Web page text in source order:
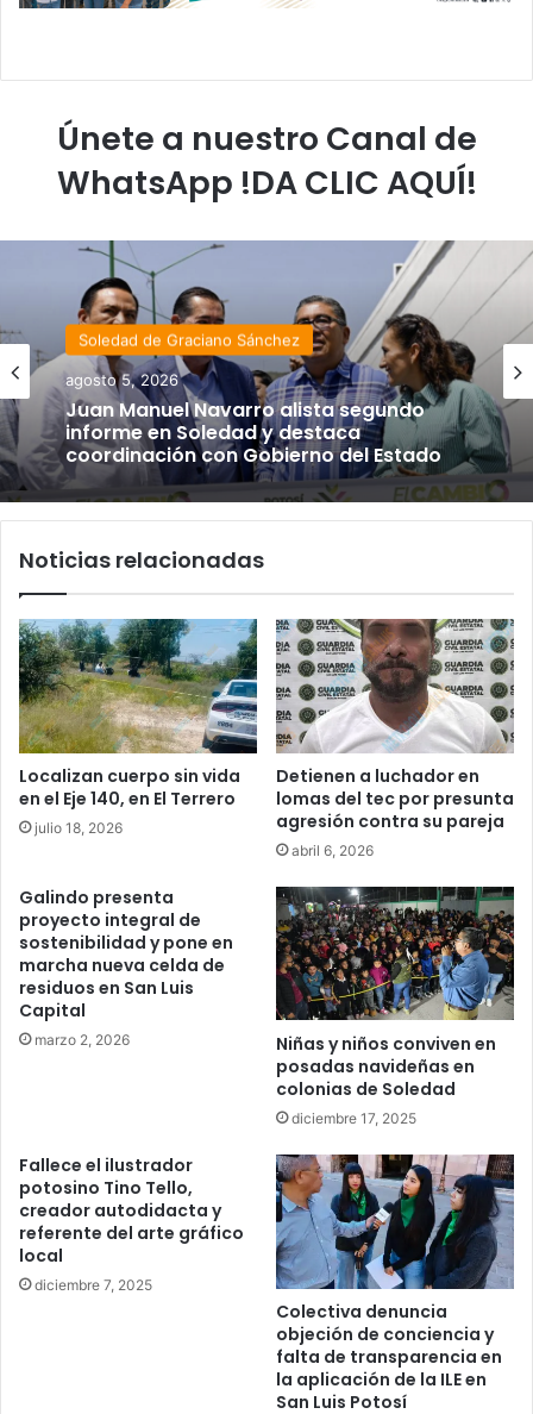
Únete a nuestro Canal de
WhatsApp !DA CLIC AQUÍ!
Soledad de Graciano Sánchez
agosto 5, 2026
Juan Manuel Navarro alista segundo
informe en Soledad y destaca
coordinación con Gobierno del Estado
Noticias relacionadas
Localizan cuerpo sin vida
en el Eje 140, en El Terrero
julio 18, 2026
Detienen a luchador en
lomas del tec por presunta
agresión contra su pareja
abril 6, 2026
Galindo presenta
proyecto integral de
sostenibilidad y pone en
marcha nueva celda de
residuos en San Luis
Capital
marzo 2, 2026
Niñas y niños conviven en
posadas navideñas en
colonias de Soledad
diciembre 17, 2025
Fallece el ilustrador
potosino Tino Tello,
creador autodidacta y
referente del arte gráfico
local
diciembre 7, 2025
Colectiva denuncia
objeción de conciencia y
falta de transparencia en
la aplicación de la ILE en
San Luis Potosí